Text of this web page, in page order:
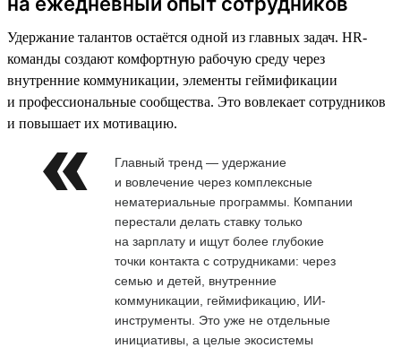
Удержание талантов остаётся одной из главных задач. HR-
команды создают комфортную рабочую среду через
внутренние коммуникации, элементы геймификации
и профессиональные сообщества. Это вовлекает сотрудников
и повышает их мотивацию.
Главный тренд — удержание
и вовлечение через комплексные
нематериальные программы. Компании
перестали делать ставку только
на зарплату и ищут более глубокие
точки контакта с сотрудниками: через
семью и детей, внутренние
коммуникации, геймификацию, ИИ-
инструменты. Это уже не отдельные
инициативы, а целые экосистемы